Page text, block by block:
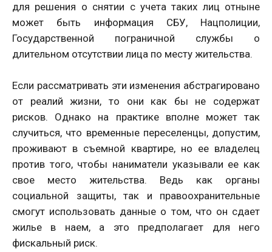
для решения о снятии с учета таких лиц отныне
может быть информация СБУ, Нацполиции,
Государственной пограничной службы о
длительном отсутствии лица по месту жительства.
Если рассматривать эти изменения абстрагировано
от реалий жизни, то они как бы не содержат
рисков. Однако на практике вполне может так
случиться, что временные переселенцы, допустим,
проживают в съемной квартире, но ее владелец
против того, чтобы наниматели указывали ее как
свое место жительства. Ведь как органы
социальной защиты, так и правоохранительные
смогут использовать данные о том, что он сдает
жилье в наем, а это предполагает для него
фискальный риск.